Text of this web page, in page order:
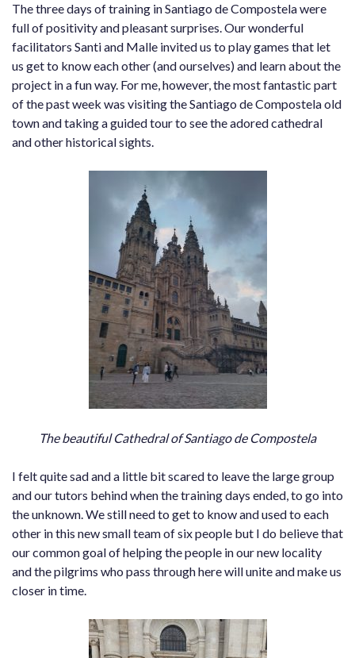
The three days of training in Santiago de Compostela were
full of positivity and pleasant surprises. Our wonderful
facilitators Santi and Malle invited us to play games that let
us get to know each other (and ourselves) and learn about the
project in a fun way. For me, however, the most fantastic part
of the past week was visiting the Santiago de Compostela old
town and taking a guided tour to see the adored cathedral
and other historical sights.
The beautiful Cathedral of Santiago de Compostela
I felt quite sad and a little bit scared to leave the large group
and our tutors behind when the training days ended, to go into
the unknown. We still need to get to know and used to each
other in this new small team of six people but I do believe that
our common goal of helping the people in our new locality
and the pilgrims who pass through here will unite and make us
closer in time.